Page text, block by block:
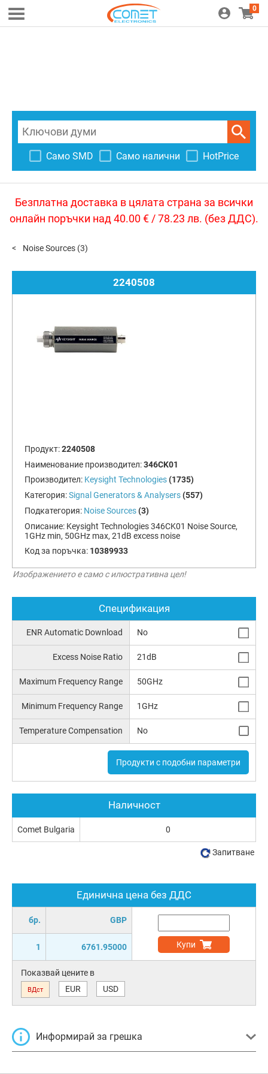
0
Само SMD Само налични HotPrice
Безплатна доставка в цялата страна за всички
онлайн поръчки над 40.00 € / 78.23 лв. (без ДДС).
Noise Sources (3)
2240508
Продукт:2240508
Наименование производител:346CK01
Производител: Keysight Technologies (1735)
Категория:Signal Generators & Analysers (557)
Подкатегория: Noise Sources (3)
Описание: Keysight Technologies 346CK01 Noise Source,
1GHz min, 50GHz max, 21dB excess noise
Код за поръчка: 10389933
Изображението е само с илюстративна цел!
Спецификация
ENR Automatic Download No
Excess Noise Ratio 21dB
Maximum Frequency Range 50GHz
Minimum Frequency Range 1GHz
Temperature Compensation No
Продукти с подобни параметри
Единична цена без ДДС
бр. GBP
1 6761.95000 Купи
Показвай цените в
ВДст EUR USD
Информирай за грешка
Наличност
Comet Bulgaria 0
Запитване